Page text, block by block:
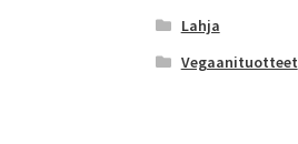
Lahja
Vegaanituotteet